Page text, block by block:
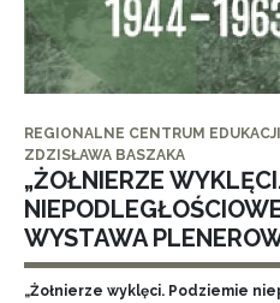
REGIONALNE CENTRUM
ZDZISŁAWA BASZAKA
„ŻOŁNIERZE
WYSTAWA
„Żołnierze wyklęci. Podziemie